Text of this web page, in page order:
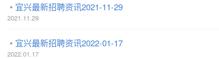
宜兴最新招聘资讯2021-11-29
2021.11.29
宜兴最新招聘资讯2022-01-17
2022.01.17